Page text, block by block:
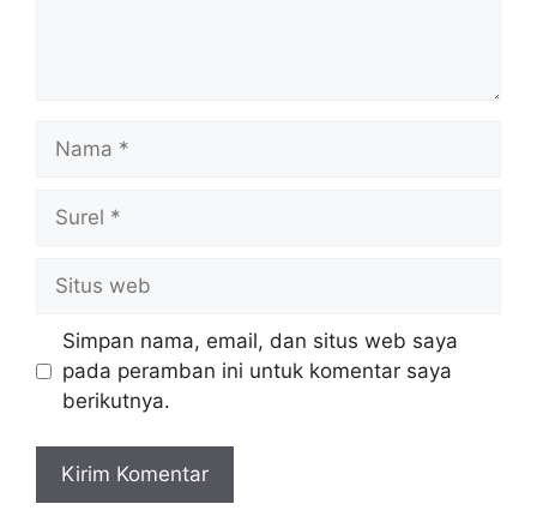
web
Simpan nama, email, dan situs web saya
pada peramban ini untuk komentar saya
berikutnya.